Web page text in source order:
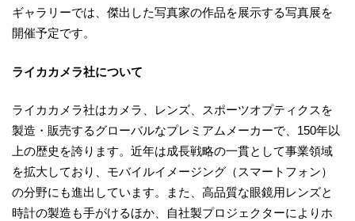
ギャラリーでは、傑出した写真家の作品を展示する写真展を
開催予定です。
ライカカメラ社について
ライカカメラ社はカメラ、レンズ、スポーツオプティクスを
製造・販売するグローバルなプレミアムメーカーで、150年以
上の歴史を誇ります。近年は成長戦略の一貫として事業領域
を拡大しており、モバイルイメージング（スマートフォン）
の分野にも進出しています。また、高品質な眼鏡用レンズと
時計の製造も手がけるほか、自社製プロジェクターによりホ